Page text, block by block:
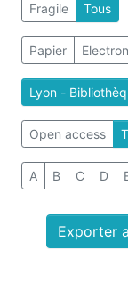
Fragile Tous
Papier
Lyon -
Open access
A B C D
Exporter